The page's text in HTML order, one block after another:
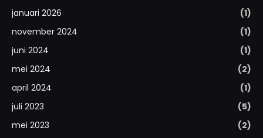
januari 2026
(1)
november 2024
(1)
juni 2024
(1)
mei 2024
(2)
april 2024
(1)
juli 2023
(5)
mei 2023
(2)